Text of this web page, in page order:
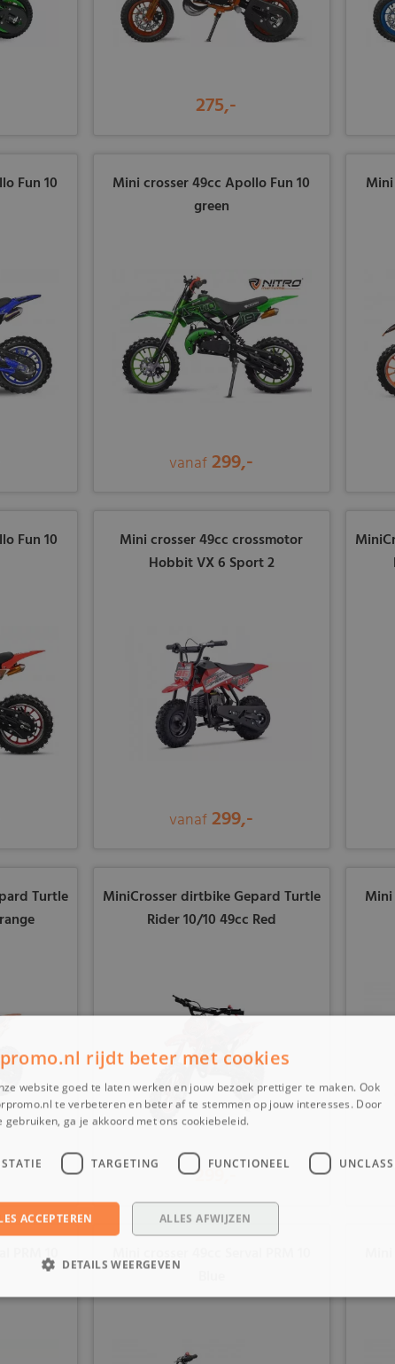
275,-
Fun 10
Mini crosser 49cc Apollo Fun 10
green
vanaf299,-
Fun 10
Mini crosser 49cc crossmotor
Hobbit VX 6 Sport 2
vanaf299,-
Turtle
MiniCrosser dirtbike Gepard Turtle
Rider 10/10 49cc Red
299,-
Mini
PRM 10
rijdt beter met cookies
website goed te laten werken en jouw bezoek prettiger te maken. Ook
te verbeteren en beter af te stemmen op jouw interesses. Door
gebruiken, ga je akkoord met ons cookiebeleid.
TARGETING FUNCTIONEEL
ACCEPTEREN ALLES AFWIJZEN
DETAILS WEERGEVEN